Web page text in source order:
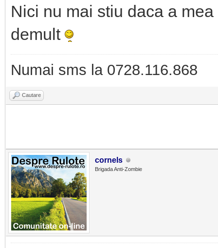
Nici nu mai stiu daca a
demult
Numai sms la 0728.116.868
Cautare
cornels
Brigada Anti-Zombie